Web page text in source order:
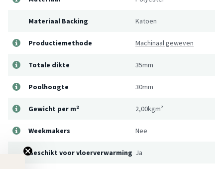
Materiaal Backing Katoen
Productiemethode Machinaal geweven
Totale dikte 35mm
Poolhoogte 30mm
Gewicht per m² 2,00kgm²
Weekmakers Nee
Geschikt voor vloerverwarming Ja